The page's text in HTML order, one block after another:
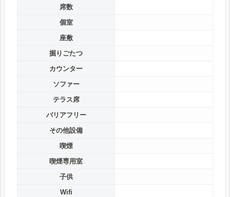
席数
個室
座敷
掘りごたつ
カウンター
ソファー
テラス席
バリアフリー
その他設備
喫煙
喫煙専用室
子供
Wifi